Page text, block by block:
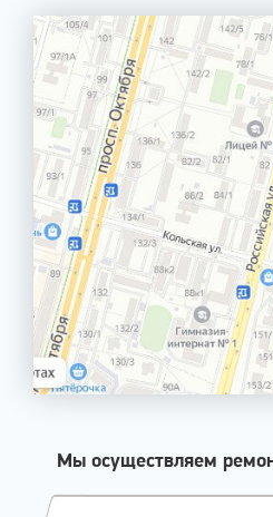
Мы осуществляем